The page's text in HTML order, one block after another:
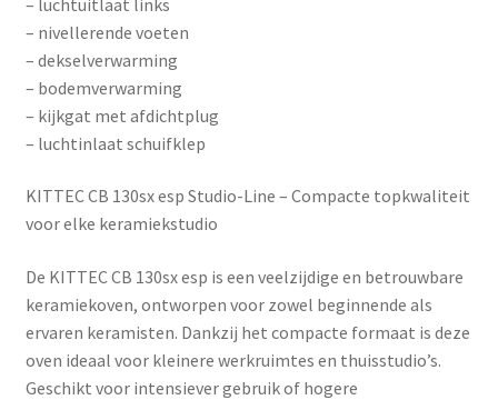
– nivellerende voeten
– dekselverwarming
– bodemverwarming
– kijkgat met afdichtplug
– luchtinlaat schuifklep
KITTEC CB 130sx esp Studio-Line – Compacte topkwaliteit
voor elke keramiekstudio
De KITTEC CB 130sx esp is een veelzijdige en betrouwbare
keramiekoven, ontworpen voor zowel beginnende als
ervaren keramisten. Dankzij het compacte formaat is deze
oven ideaal voor kleinere werkruimtes en thuisstudio’s.
Geschikt voor intensiever gebruik of hogere